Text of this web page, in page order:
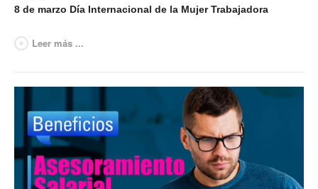
Secretaría de Obra Social
Secretaría Administrativa
Secretaría de Organización
Secretaría Evol. del Salario
Secretaría de Fiscalización
8 de marzo Día Internacional de la Mujer Trabajadora
Leer más ...